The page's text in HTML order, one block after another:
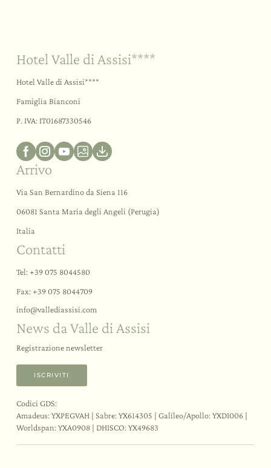
Hotel Valle di Assisi****
Hotel Valle di Assisi****
Famiglia Bianconi
P. IVA: IT01687330546
Arrivo
Via San Bernardino da Siena 116
06081 Santa Maria degli Angeli (Perugia)
Italia
Contatti
Tel:+39 075 8044580
Fax: +39 075 8044709
info@vallediassisi.com
News da Valle di Assisi
Registrazione newsletter
ISCRIVITI
Codici GDS:
Amadeus: YXPEGVAH | Sabre: YX614305 | Galileo/Apollo: YXDI006 |
Worldspan: YXA0908 | DHISCO: YX49683